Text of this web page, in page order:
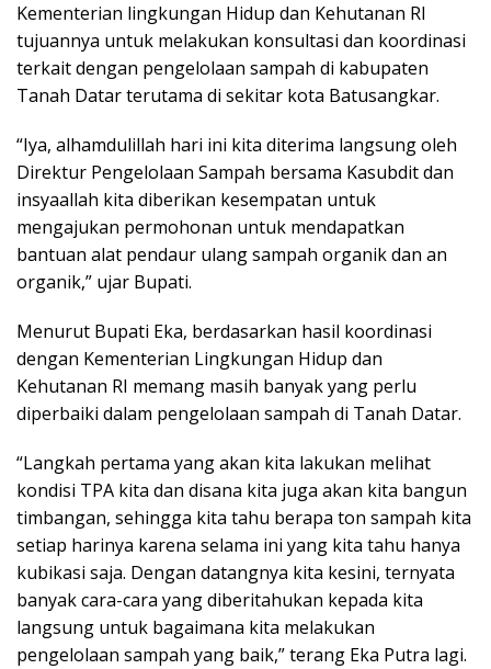
Kementerian lingkungan Hidup dan Kehutanan RI
tujuannya untuk melakukan konsultasi dan koordinasi
terkait dengan pengelolaan sampah di kabupaten
Tanah Datar terutama di sekitar kota Batusangkar.
“Iya, alhamdulillah hari ini kita diterima langsung oleh
Direktur Pengelolaan Sampah bersama Kasubdit dan
insyaallah kita diberikan kesempatan untuk
mengajukan permohonan untuk mendapatkan
bantuan alat pendaur ulang sampah organik dan an
organik,” ujar Bupati.
Menurut Bupati Eka, berdasarkan hasil koordinasi
dengan Kementerian Lingkungan Hidup dan
Kehutanan RI memang masih banyak yang perlu
diperbaiki dalam pengelolaan sampah di Tanah Datar.
“Langkah pertama yang akan kita lakukan melihat
kondisi TPA kita dan disana kita juga akan kita bangun
timbangan, sehingga kita tahu berapa ton sampah kita
setiap harinya karena selama ini yang kita tahu hanya
kubikasi saja. Dengan datangnya kita kesini, ternyata
banyak cara-cara yang diberitahukan kepada kita
langsung untuk bagaimana kita melakukan
pengelolaan sampah yang baik,” terang Eka Putra lagi.